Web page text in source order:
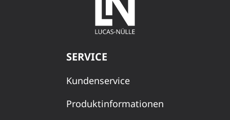
SERVICE
Kundenservice
Produktinformationen